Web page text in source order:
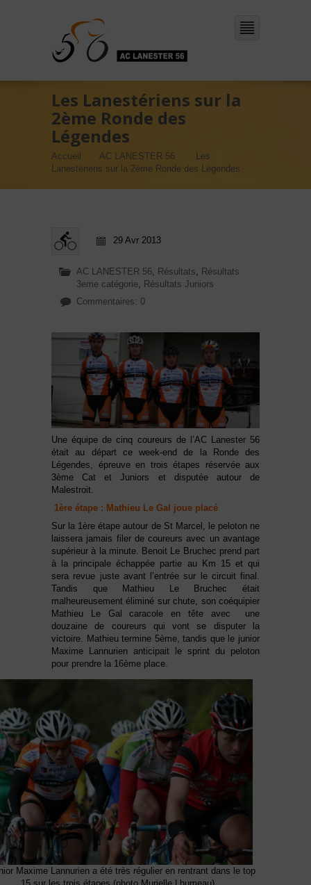
Les Lanestériens sur la
2ème Ronde des
Légendes
Accueil AC LANESTER 56
Les
Lanestériens sur la 2ème Ronde des Légendes
29 Avr 2013
AC LANESTER 56, Résultats, Résultats
3eme catégorie, Résultats Juniors
Commentaires: 0
Une équipe de cinq coureurs de l’AC Lanester 56
était au départ ce week-end de la Ronde des
Légendes, épreuve en trois étapes réservée aux
3ème Cat et Juniors et disputée autour de
Malestroit.
1ère étape : Mathieu Le Gal joue placé
Sur la 1ère étape autour de St Marcel, le peloton ne
laissera jamais filer de coureurs avec un avantage
supérieur à la minute. Benoit Le Bruchec prend part
à la principale échappée partie au Km 15 et qui
sera revue juste avant l’entrée sur le circuit final.
Tandis que Mathieu Le Bruchec était
malheureusement éliminé sur chute, son coéquipier
Mathieu Le Gal caracole en tête avec une
douzaine de coureurs qui vont se disputer la
victoire. Mathieu termine 5ème, tandis que le junior
Maxime Lannurien anticipait le sprint du peloton
pour prendre la 16ème place.
Maxime Lannurien a été très régulier en rentrant dans le top